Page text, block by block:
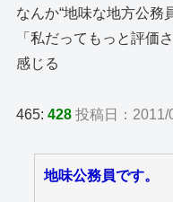
なんか“地味な地方公務
「私だってもっと評価
感じる
465:428 投稿日：2011/
地味公務員です。